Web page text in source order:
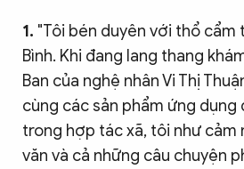
1. "Tôi bén duyên với thổ cẩm
Bình. Khi đang lang thang
Ban của nghệ nhân Vi Thị
cùng các sản phẩm ứng
trong hợp tác xã, tôi như cảm
văn và cả những câu chuyện